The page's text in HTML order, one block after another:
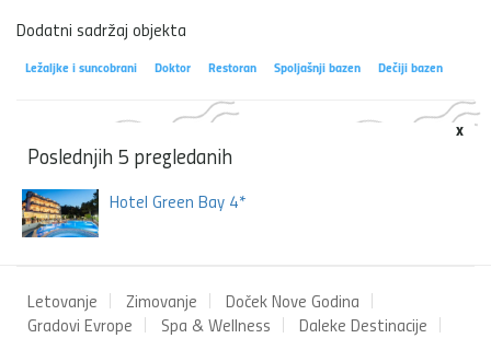
Dodatni sadržaj objekta
Ležaljke i suncobrani Doktor Restoran Spoljašnji bazen Dečiji bazen
x
Poslednjih 5 pregledanih
Hotel Green Bay 4*
Letovanje Zimovanje
Doček Nove Godina
Gradovi Evrope
Spa & Wellness Daleke Destinacije